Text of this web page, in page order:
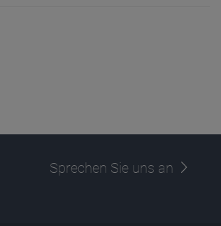
Sprechen Sie uns an